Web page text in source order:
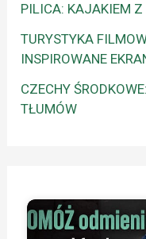
PILICA: KAJAKIEM Z
TURYSTYKA
INSPIROWANE
CZECHY
TŁUMÓW